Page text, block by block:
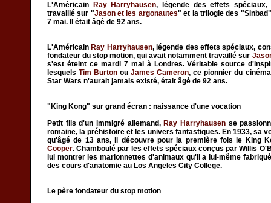
L'Américain Ray Harryhausen, légende des effets spéciaux,
travaillé sur "Jason et les argonautes" et la trilogie des
7 mai. Il était âgé de 92 ans.
L'Américain Ray Harryhausen, légende des effets spéciaux,
fondateur du stop motion, qui avait notamment travaillé sur
s'est éteint ce mardi 7 mai à Londres. Véritable source
lesquelsTim Burton ouJames Cameron, ce pionnier du
Star Wars n'aurait jamais existé, était âgé de 92 ans.
"King Kong" sur grand écran : naissance d'une vocation
Petit fils d'un immigré allemand, Ray Harryhausense
romaine, la préhistoire et les univers fantastiques. En 1933, sa
qu'âgé de 13 ans, il découvre pour la première fois le King
Cooper. Chamboulé par les effets spéciaux conçus par Willis
lui montrer les marionnettes d'animaux qu'il a lui-même
des cours d'anatomie au Los Angeles City College.
Le père fondateur du stop motion